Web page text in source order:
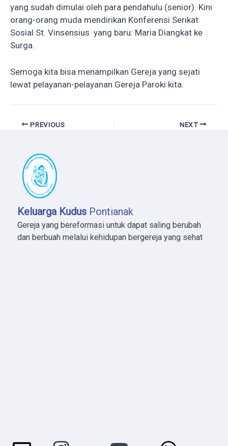
yang sudah dimulai oleh para pendahulu (senior). Kini
orang-orang muda mendirikan Konferensi Serikat
Sosial St. Vinsensius yang baru: Maria Diangkat ke
Surga.
Semoga kita bisa menampilkan Gereja yang sejati
lewat pelayanan-pelayanan Gereja Paroki kita.
PREVIOUS NEXT
Keluarga Kudus Pontianak
Gereja yang bereformasi untuk dapat saling berubah
dan berbuah melalui kehidupan bergereja yang sehat